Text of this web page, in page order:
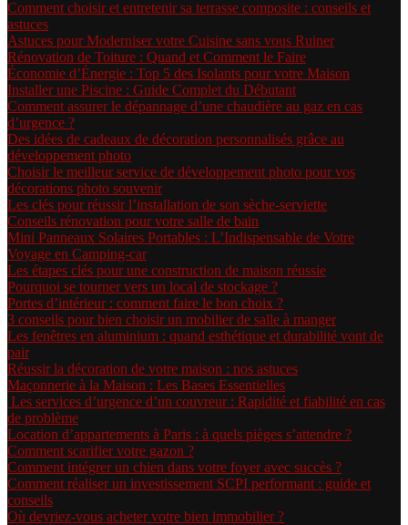
Comment choisir et entretenir sa terrasse composite : conseils et
astuces
Astuces pour Moderniser votre Cuisine sans vous Ruiner
Rénovation de Toiture : Quand et Comment le Faire
Économie d’Énergie : Top 5 des Isolants pour votre Maison
Installer une Piscine : Guide Complet du Débutant
Comment assurer le dépannage d’une chaudière au gaz en cas
d’urgence ?
Des idées de cadeaux de décoration personnalisés grâce au
développement photo
Choisir le meilleur service de développement photo pour vos
décorations photo souvenir
Les clés pour réussir l’installation de son sèche-serviette
Conseils rénovation pour votre salle de bain
Mini Panneaux Solaires Portables : L’Indispensable de Votre
Voyage en Camping-car
Les étapes clés pour une construction de maison réussie
Pourquoi se tourner vers un local de stockage ?
Portes d’intérieur : comment faire le bon choix ?
3 conseils pour bien choisir un mobilier de salle à manger
Les fenêtres en aluminium : quand esthétique et durabilité vont de
pair
Réussir la décoration de votre maison : nos astuces
Maçonnerie à la Maison : Les Bases Essentielles
Les services d’urgence d’un couvreur : Rapidité et fiabilité en cas
de problème
Location d’appartements à Paris : à quels pièges s’attendre ?
Comment scarifier votre gazon ?
Comment intégrer un chien dans votre foyer avec succès ?
Comment réaliser un investissement SCPI performant : guide et
conseils
Où devriez-vous acheter votre bien immobilier ?